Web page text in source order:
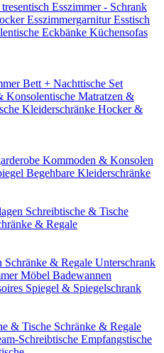
Esszimmer - Schrank
EsszimmergarniturEsstisch
Eckbänke Küchensofas
Bett + Nachttische Set
Konsolentische Matratzen &
Kleiderschränke Hocker &
Kommoden & Konsolen
Begehbare Kleiderschränke
Schreibtische & Tische
& Regale
Schränke & Regale Unterschrank
Möbel Badewannen
Spiegel & Spiegelschrank
& Tische Schränke & Regale
Schreibtische Empfangstische